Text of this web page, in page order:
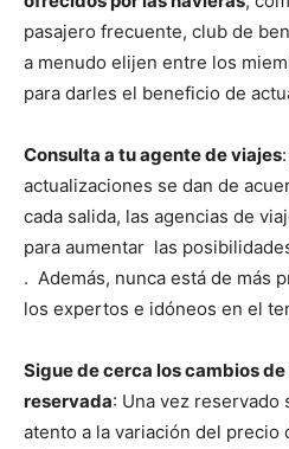
pasajero frecuente, club de
a menudo elijen entre los
para darles el beneficio de
Consulta a tu agente de viajes
actualizaciones se dan de
cada salida, las agencias de
para aumentar las
. Además, nunca está de más
los expertos e idóneos en el
Sigue de cerca los cambios
reservada: Una vez reservado
atento a la variación del precio